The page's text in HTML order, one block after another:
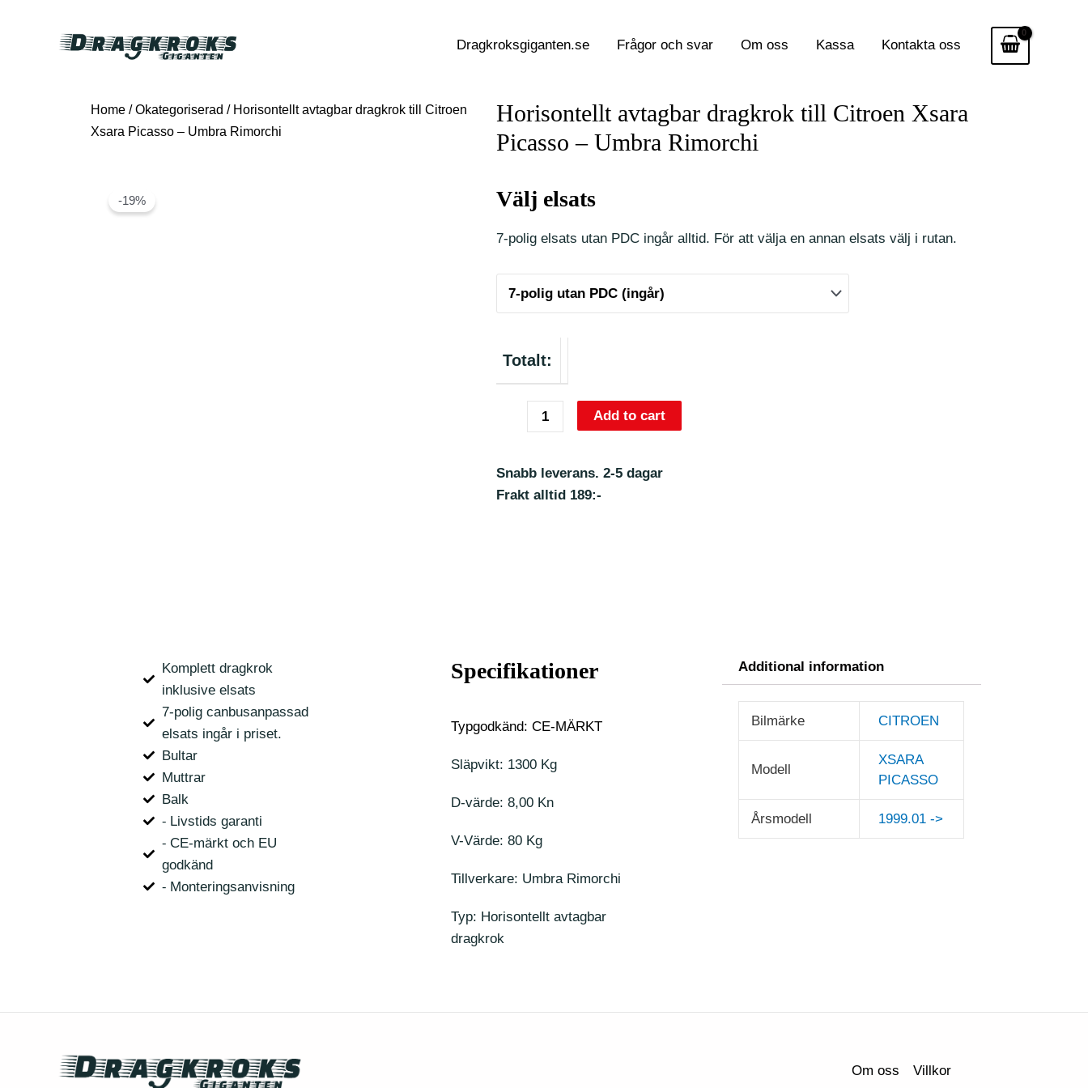
Dragkroksgiganten.se Frågor och svar Om oss Kassa Kontakta oss
Home /Okategoriserad / Horisontellt avtagbar dragkrok till Citroen
Xsara Picasso – Umbra Rimorchi
-19%
Horisontellt avtagbar dragkrok till Citroen Xsara
Picasso – Umbra Rimorchi
Välj elsats
7-polig elsats utan PDC ingår alltid. För att välja en annan elsats välj i rutan.
Totalt:
Add to cart
Snabb leverans. 2-5 dagar
Frakt alltid 189:-
Komplett dragkrok
inklusive elsats
7-polig canbusanpassad
elsats ingår i priset.
Bultar
Muttrar
Balk
⁃ Livstids garanti
⁃ CE-märkt och EU
godkänd
⁃ Monteringsanvisning
Specifikationer
Typgodkänd: CE-MÄRKT
Släpvikt: 1300 Kg
D-värde: 8,00 Kn
V-Värde: 80 Kg
Tillverkare: Umbra Rimorchi
Typ: Horisontellt avtagbar
dragkrok
Additional information
Bilmärke CITROEN
Modell
XSARA
PICASSO
Årsmodell 1999.01 ->
Om oss Villkor